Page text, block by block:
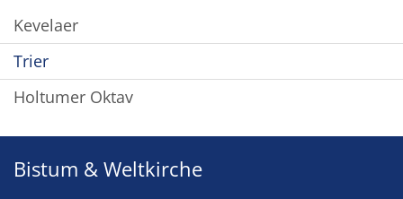
Kevelaer
Trier
Holtumer Oktav
Bistum & Weltkirche